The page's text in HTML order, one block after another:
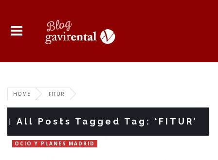
HOME FITUR
All Posts Tagged Tag: ‘FITUR’
OCIO Y PLANES MADRID